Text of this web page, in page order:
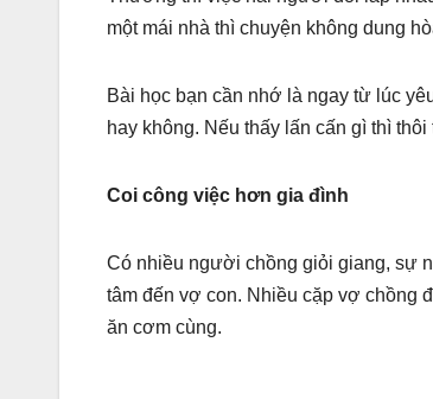
một mái nhà thì chuyện không dung
Bài học bạn cần nhớ là ngay từ lúc
hay không. Nếu thấy lấn cấn gì thì
Coi công việc hơn gia đình
Có nhiều người chồng giỏi giang, sự
tâm đến vợ con. Nhiều cặp vợ chồng
ăn cơm cùng.